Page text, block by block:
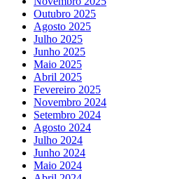
Outubro 2025
Agosto 2025
Julho 2025
Junho 2025
Maio 2025
Abril 2025
Fevereiro 2025
Novembro 2024
Setembro 2024
Agosto 2024
Julho 2024
Junho 2024
Maio 2024